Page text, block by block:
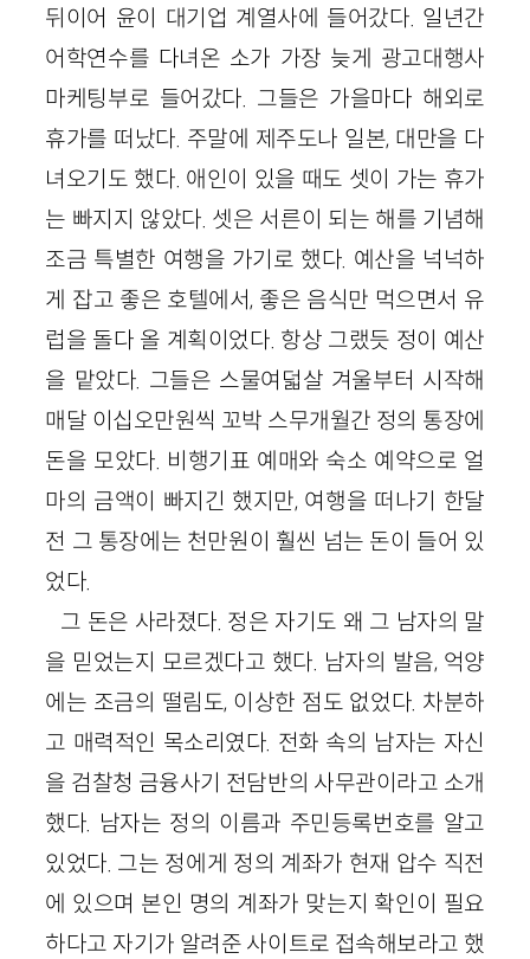
뒤이어 윤이 대기업 계열사에 들어갔다. 일년간
어학연수를 다녀온 소가 가장 늦게 광고대행사
마케팅부로 들어갔다. 그들은 가을마다 해외로
휴가를 떠났다. 주말에 제주도나 일본, 대만을 다
녀오기도 했다. 애인이 있을 때도 셋이 가는 휴가
는 빠지지 않았다. 셋은 서른이 되는 해를 기념해
조금 특별한 여행을 가기로 했다. 예산을 넉넉하
게 잡고 좋은 호텔에서, 좋은 음식만 먹으면서 유
럽을 돌다 올 계획이었다. 항상 그랬듯 정이 예산
을 맡았다. 그들은 스물여덟살 겨울부터 시작해
매달 이십오만원씩 꼬박 스무개월간 정의 통장에
돈을 모았다. 비행기표 예매와 숙소 예약으로 얼
마의 금액이 빠지긴 했지만, 여행을 떠나기 한달
전 그 통장에는 천만원이 훨씬 넘는 돈이 들어 있
었다.
그 돈은 사라졌다. 정은 자기도 왜 그 남자의 말
을 믿었는지 모르겠다고 했다. 남자의 발음, 억양
에는 조금의 떨림도, 이상한 점도 없었다. 차분하
고 매력적인 목소리였다. 전화 속의 남자는 자신
을 검찰청 금융사기 전담반의 사무관이라고 소개
했다. 남자는 정의 이름과 주민등록번호를 알고
있었다. 그는 정에게 정의 계좌가 현재 압수 직전
에 있으며 본인 명의 계좌가 맞는지 확인이 필요
하다고 자기가 알려준 사이트로 접속해보라고 했